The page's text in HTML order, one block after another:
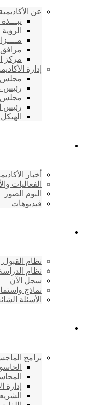
عن الأكاديمية
مرافق
مركز
إدارة
مجلس
رئيس
مجلس
رئيس
أخبار
الفعاليات
البوم الصور
فيديوهات
نظام
نظام
سجل الآن
نماذج
الأسئلة
برامج
إدارة